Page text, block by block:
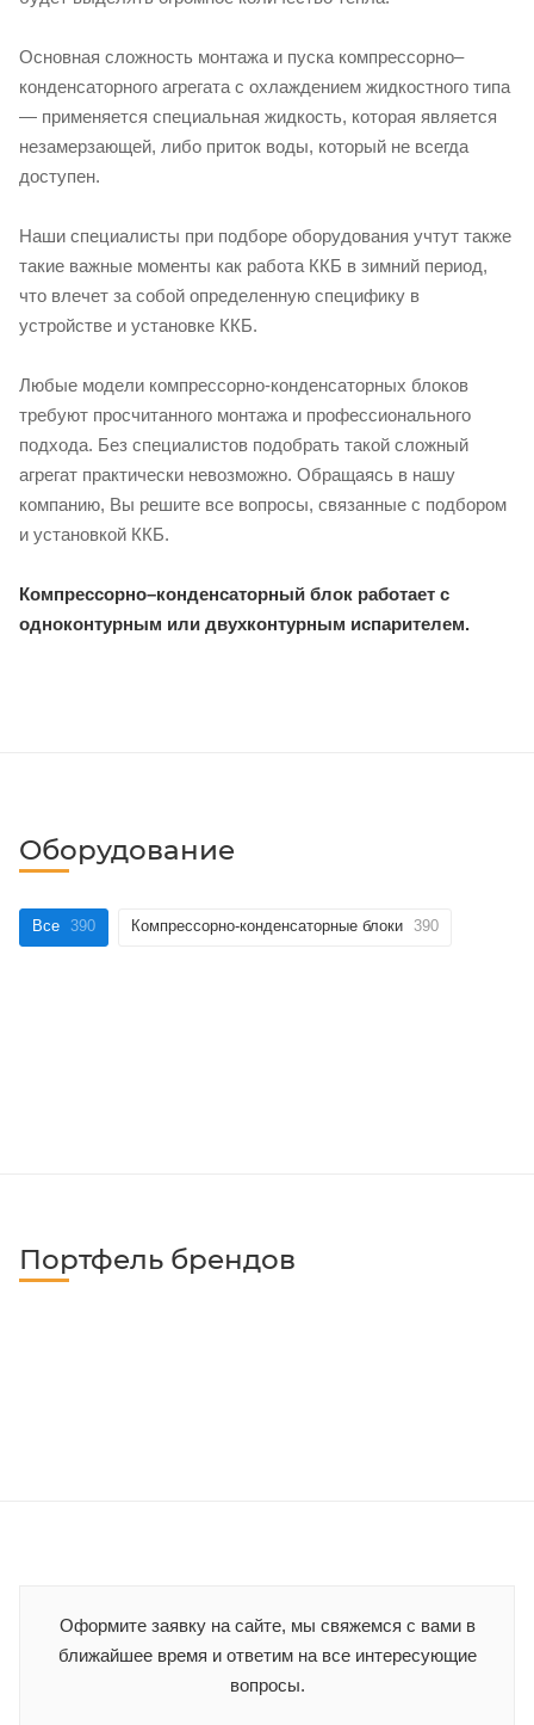
Основная сложность монтажа и пуска компрессорно–
конденсаторного агрегата с охлаждением жидкостного типа
— применяется специальная жидкость, которая является
незамерзающей, либо приток воды, который не всегда
доступен.
Наши специалисты при подборе оборудования учтут также
такие важные моменты как работа ККБ в зимний период,
что влечет за собой определенную специфику в
устройстве и установке ККБ.
Любые модели компрессорно-конденсаторных блоков
требуют просчитанного монтажа и профессионального
подхода. Без специалистов подобрать такой сложный
агрегат практически невозможно. Обращаясь в нашу
компанию, Вы решите все вопросы, связанные с подбором
и установкой ККБ.
Компрессорно–конденсаторный блок работает с
одноконтурным или двухконтурным испарителем.
Оборудование
Все 390 Компрессорно-конденсаторные блоки 390
Портфель брендов
Оформите заявку на сайте, мы свяжемся с вами в
ближайшее время и ответим на все интересующие
вопросы.